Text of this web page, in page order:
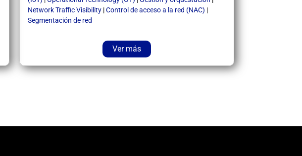
Network Traffic Visibility|Control de acceso a la red (NAC) |
Segmentación de red
Ver más